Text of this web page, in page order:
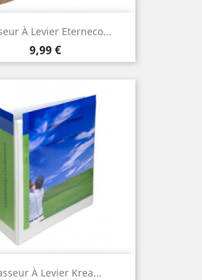
À Levier Eterneco...
Prix
9,99 €
À Levier Krea...